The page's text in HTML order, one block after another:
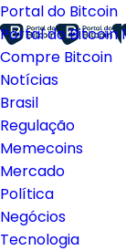
Portal do Bitcoin
Portal do Bitcoin
Compre Bitcoin
Notícias
Brasil
Regulação
Memecoins
Mercado
Política
Negócios
Tecnologia